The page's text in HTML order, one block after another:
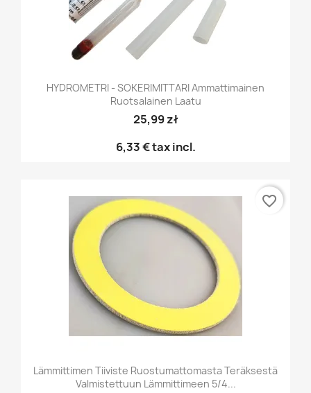
HYDROMETRI - SOKERIMITTARI Ammattimainen
Ruotsalainen Laatu
25,99 zł
6,33 €tax incl.
Lämmittimen Tiiviste Ruostumattomasta Teräksestä
Valmistettuun Lämmittimeen 5/4...
favorite_border